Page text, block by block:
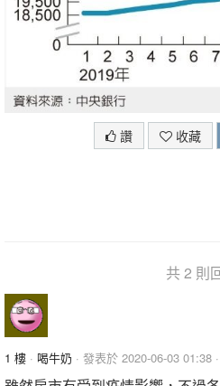
讚 收藏
共 2 則
1 樓 · 喝牛奶 · 發表於 2020-06-03 01:38 ·